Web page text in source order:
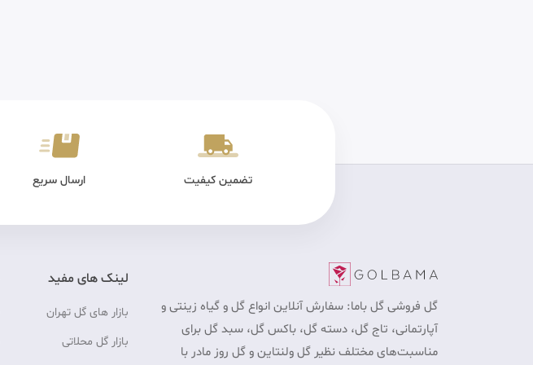
تضمین کیفیت ارسال سریع
گل فروشی گل باما: سفارش آنلاین انواع گل و گیاه زینتی و
آپارتمانی، تاج گل، دسته گل، باکس گل، سبد گل برای
مناسبت‎‌های مختلف نظیر گل ولنتاین و گل روز مادر با
لینک های مفید
بازار های گل تهران
بازار گل محلاتی